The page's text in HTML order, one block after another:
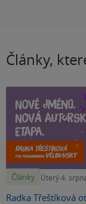
Články,
Články Úterý 4.
Radka Třeštíková